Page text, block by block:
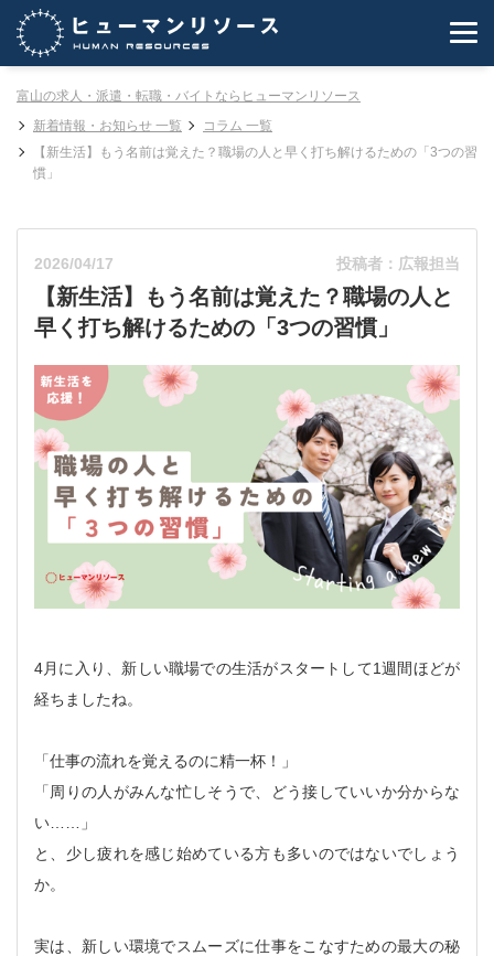
富山の求人・派遣・転職・バイトならヒューマンリソース
新着情報・お知らせ 一覧
コラム 一覧
【新生活】もう名前は覚えた？職場の人と早く打ち解けるための「3つの習
慣」
2026/04/17 投稿者：広報担当
【新生活】もう名前は覚えた？職場の人と
早く打ち解けるための「3つの習慣」
4月に入り、新しい職場での生活がスタートして1週間ほどが
経ちましたね。
「仕事の流れを覚えるのに精一杯！」
「周りの人がみんな忙しそうで、どう接していいか分からな
い……」
と、少し疲れを感じ始めている方も多いのではないでしょう
か。
実は、新しい環境でスムーズに仕事をこなすための最大の秘